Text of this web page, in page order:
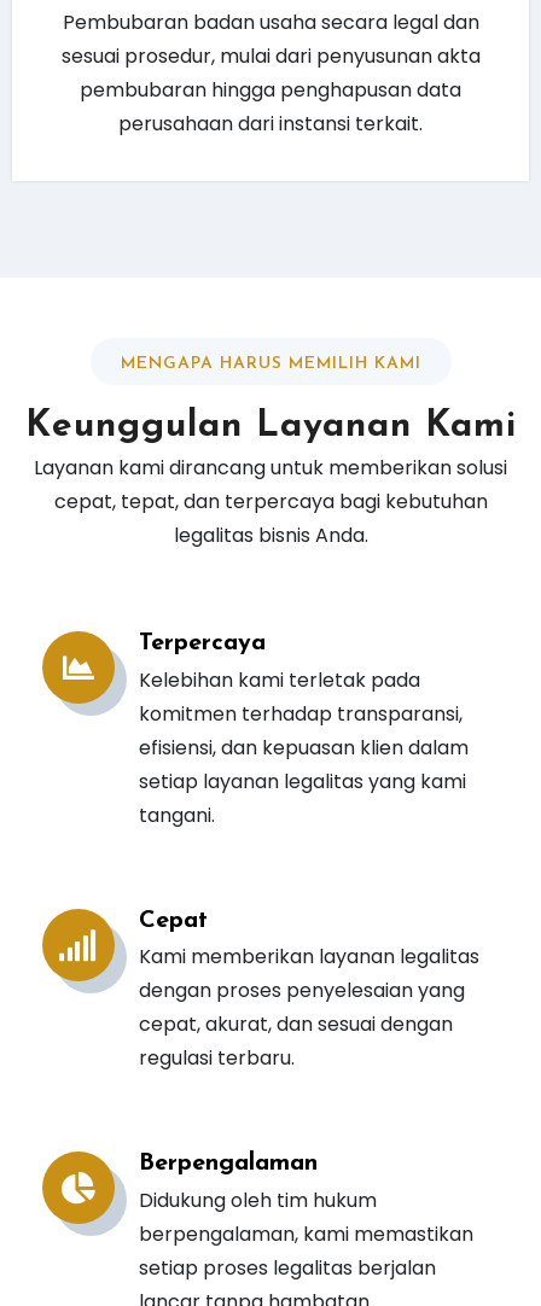
Pembubaran badan usaha secara legal dan
sesuai prosedur, mulai dari penyusunan akta
pembubaran hingga penghapusan data
perusahaan dari instansi terkait.
MENGAPA HARUS MEMILIH KAMI
Keunggulan Layanan Kami
Layanan kami dirancang untuk memberikan solusi
cepat, tepat, dan terpercaya bagi kebutuhan
legalitas bisnis Anda.
Terpercaya
Kelebihan kami terletak pada
komitmen terhadap transparansi,
efisiensi, dan kepuasan klien dalam
setiap layanan legalitas yang kami
tangani.
Cepat
Kami memberikan layanan legalitas
dengan proses penyelesaian yang
cepat, akurat, dan sesuai dengan
regulasi terbaru.
Berpengalaman
Didukung oleh tim hukum
berpengalaman, kami memastikan
setiap proses legalitas berjalan